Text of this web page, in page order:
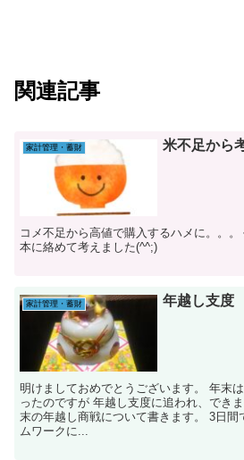
関連記事
家計管理・蓄財 米不足から
コメ不足から高値で購入するハメに。。
本に絡めて考えました(^^;)
家計管理・蓄財 年越し支度
明けましておめでとうございます。 年末
ったのですが 年越し支度に追われ、でき
末の年越し商戦について書きます。 3日間
ムワークに...